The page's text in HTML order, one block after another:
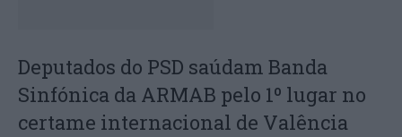
Deputados do PSD saúdam Banda
Sinfónica da ARMAB pelo 1º lugar no
certame internacional de Valência